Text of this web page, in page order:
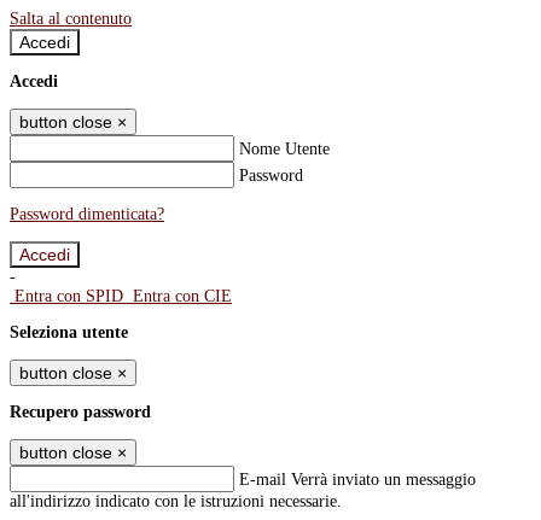
Salta al contenuto
Accedi
Accedi
button close ×
Nome Utente
Password
Password dimenticata?
-
Entra con SPID Entra con CIE
Seleziona utente
button close ×
Recupero password
button close ×
E-mail Verrà inviato un messaggio
all'indirizzo indicato con le istruzioni necessarie.